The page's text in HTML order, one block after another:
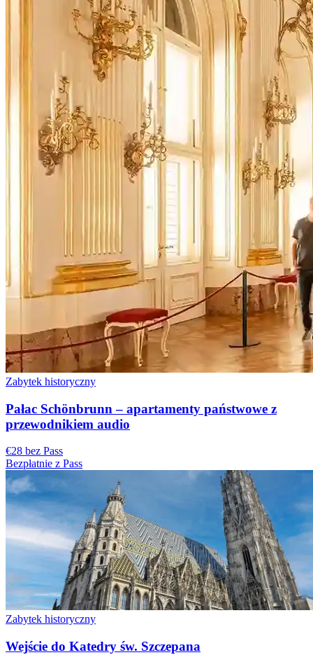
Zabytek historyczny
Pałac Schönbrunn – apartamenty państwowe z
przewodnikiem audio
€28 bez Pass
Bezpłatnie z Pass
Zabytek historyczny
Wejście do Katedry św. Szczepana